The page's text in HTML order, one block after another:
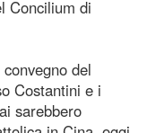
Concilium di
del
Costantini e i
sarebbero